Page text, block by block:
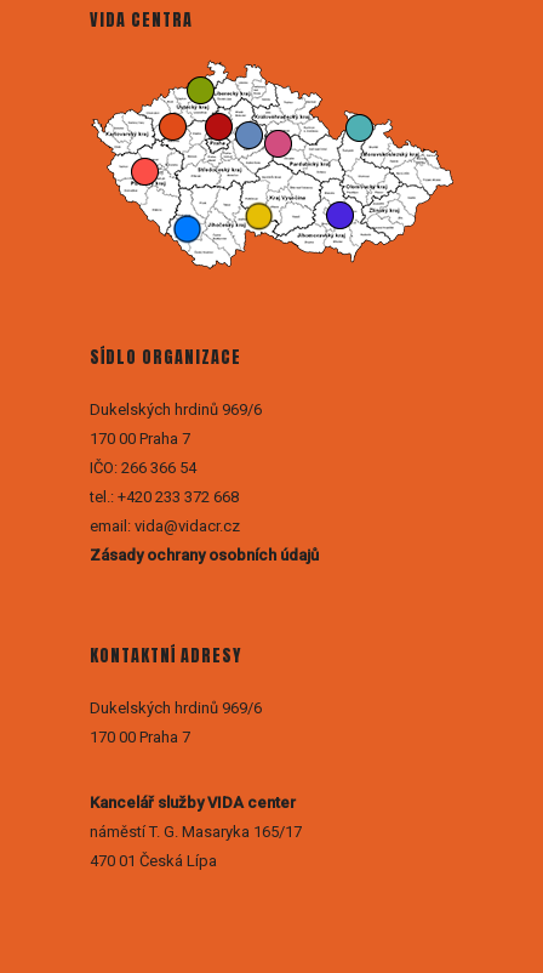
VIDA CENTRA
SÍDLO ORGANIZACE
Dukelských hrdinů 969/6
170 00 Praha 7
IČO: 266 366 54
tel.: +420 233 372 668
email: vida@vidacr.cz
Zásady ochrany osobních údajů
KONTAKTNÍ ADRESY
Dukelských hrdinů 969/6
170 00 Praha 7
Kancelář služby VIDA center
náměstí T. G. Masaryka 165/17
470 01 Česká Lípa